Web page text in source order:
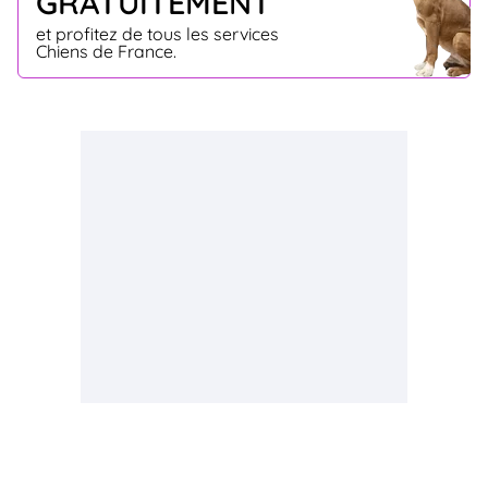
et profitez de tous les services
Chiens de France.